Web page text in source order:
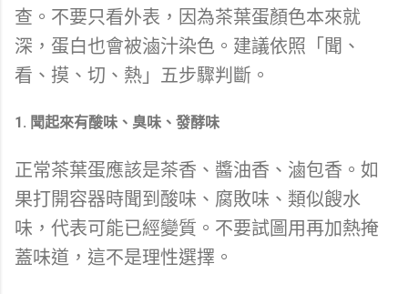
查。不要只看外表，因為茶葉蛋顏色本來就
深，蛋白也會被滷汁染色。建議依照「聞、
看、摸、切、熱」五步驟判斷。
1. 聞起來有酸味、臭味、發酵味
正常茶葉蛋應該是茶香、醬油香、滷包香。如
果打開容器時聞到酸味、腐敗味、類似餿水
味，代表可能已經變質。不要試圖用再加熱掩
蓋味道，這不是理性選擇。